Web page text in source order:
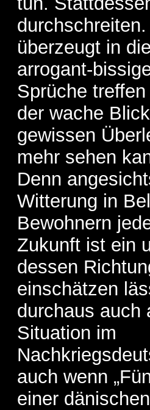
überzeugt in
arrogant-
Sprüche
der wache
gewissen
mehr sehen
Denn
Witterung in
Bewohnern
Zukunft ist ein
dessen
einschätzen
durchaus auch
Situation im
auch wenn
einer